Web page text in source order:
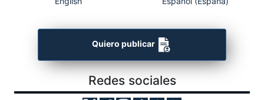
Quiero publicar
Redes sociales